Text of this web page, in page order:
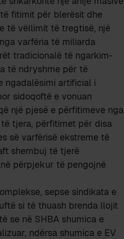
fitimit për blerësit dhe
të vëllimit të tregtisë, një
varfëria të miliarda
tradicionalë të ngarkim-
të ndryshme për të
ngadalësimi artificial i
sidoqoftë e vonuan
një pjesë e përfitimeve nga
tjera, përfitimet për disa
së varfërisë ekstreme të
shembuj të tjerë
përpjekur të pengojnë
sepse sindikata e
si të thuash brenda llojit
se në SHBA shumica e
ndërsa shumica e EV